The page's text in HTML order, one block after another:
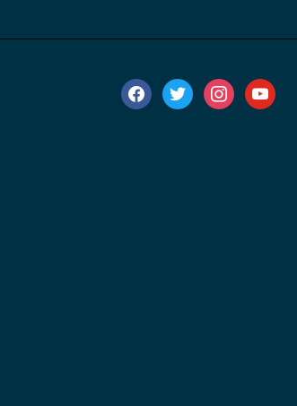
facebooktwitter instagramyoutube